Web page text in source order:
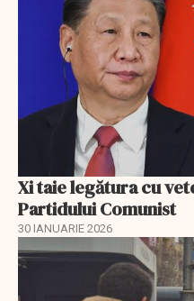
Xi taie legătura cu
Partidului Comunist
30 IANUARIE 2026